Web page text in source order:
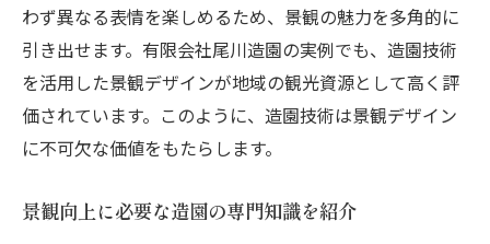
わず異なる表情を楽しめるため、景観の魅力を多角的に
引き出せます。有限会社尾川造園の実例でも、造園技術
を活用した景観デザインが地域の観光資源として高く評
価されています。このように、造園技術は景観デザイン
に不可欠な価値をもたらします。
景観向上に必要な造園の専門知識を紹介